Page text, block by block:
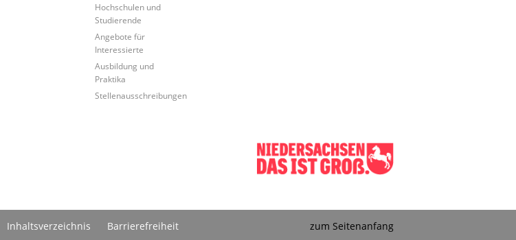
Hochschulen und
Studierende
Angebote für
Interessierte
Ausbildung und
Praktika
Stellenausschreibungen
Inhaltsverzeichnis Barrierefreiheit zum Seitenanfang